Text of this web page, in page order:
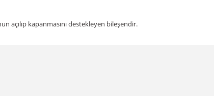
açılıp kapanmasını destekleyen bileşendir.